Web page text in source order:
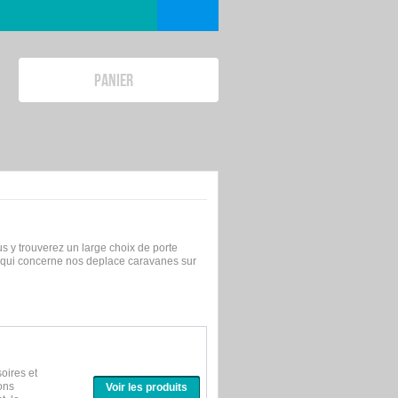
PANIER
y trouverez un large choix de porte
concerne nos deplace caravanes sur
et
Voir les produits